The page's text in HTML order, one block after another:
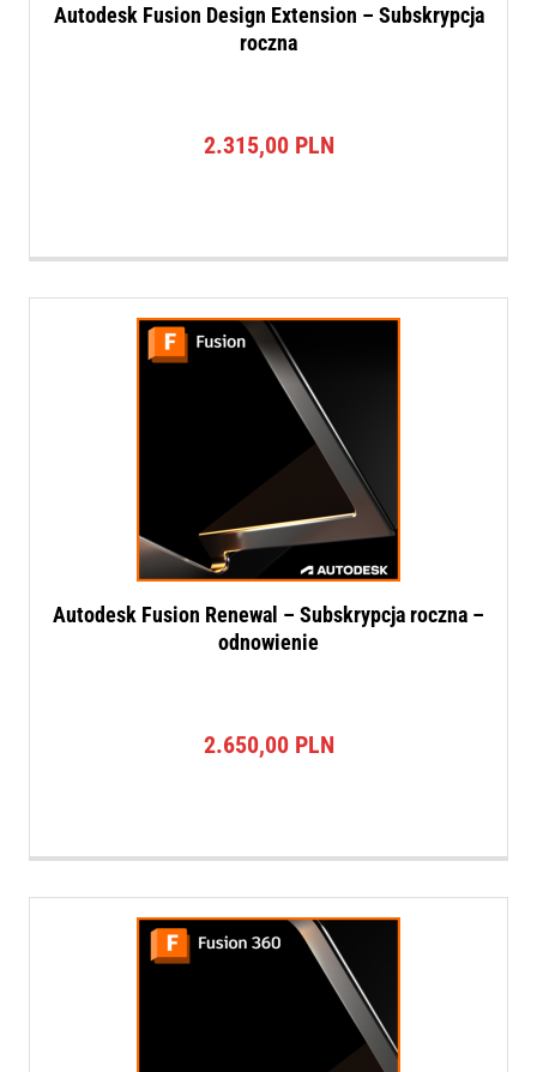
Autodesk Fusion Design Extension – Subskrypcja
roczna
2.315,00 PLN
Autodesk Fusion Renewal – Subskrypcja roczna –
odnowienie
2.650,00 PLN